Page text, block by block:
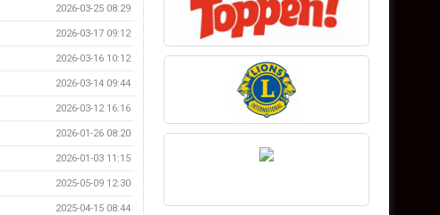
2026-03-25 08:29
2026-03-17 09:12
2026-03-16 10:12
2026-03-14 09:44
2026-03-12 16:16
2026-01-26 08:20
2026-01-03 11:15
2025-05-09 12:30
2025-04-15 08:44